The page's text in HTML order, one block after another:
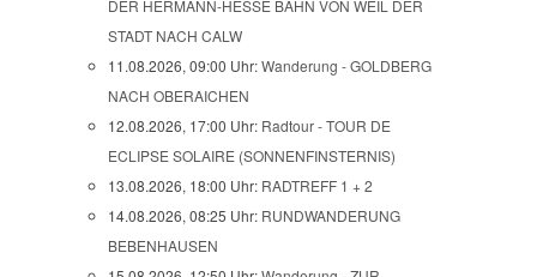
DER HERMANN-HESSE BAHN VON WEIL DER
STADT NACH CALW
11.08.2026, 09:00 Uhr:Wanderung - GOLDBERG
NACH OBERAICHEN
12.08.2026, 17:00 Uhr: Radtour - TOUR DE
ECLIPSE SOLAIRE (SONNENFINSTERNIS)
13.08.2026, 18:00 Uhr: RADTREFF 1 + 2
14.08.2026, 08:25 Uhr: RUNDWANDERUNG
BEBENHAUSEN